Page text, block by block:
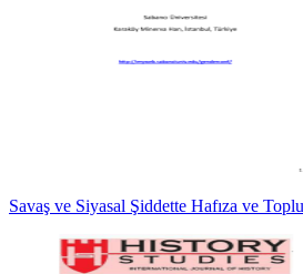
Savaş ve Siyasal Şiddette Hafıza ve